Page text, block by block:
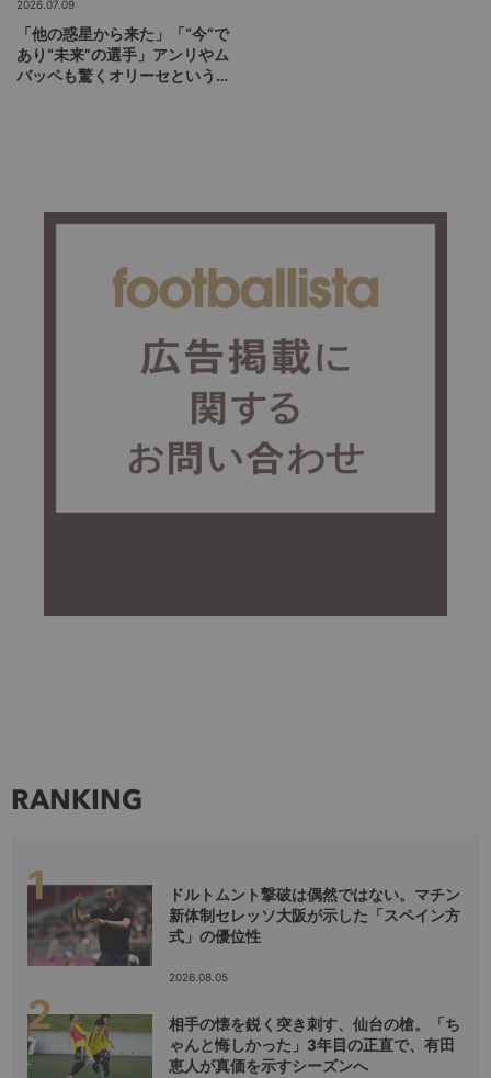
2026.07.09
「他の惑星から来た」「“今”で
あり“未来”の選手」アンリやム
バッペも驚くオリーセというフ
RANKING
ドルトムント撃破は偶然ではない。マチン
新体制セレッソ大阪が示した「スペイン方
式」の優位性
2026.08.05
相手の懐を鋭く突き刺す、仙台の槍。「ち
ゃんと悔しかった」3年目の正直で、有田
恵人が真価を示すシーズンへ